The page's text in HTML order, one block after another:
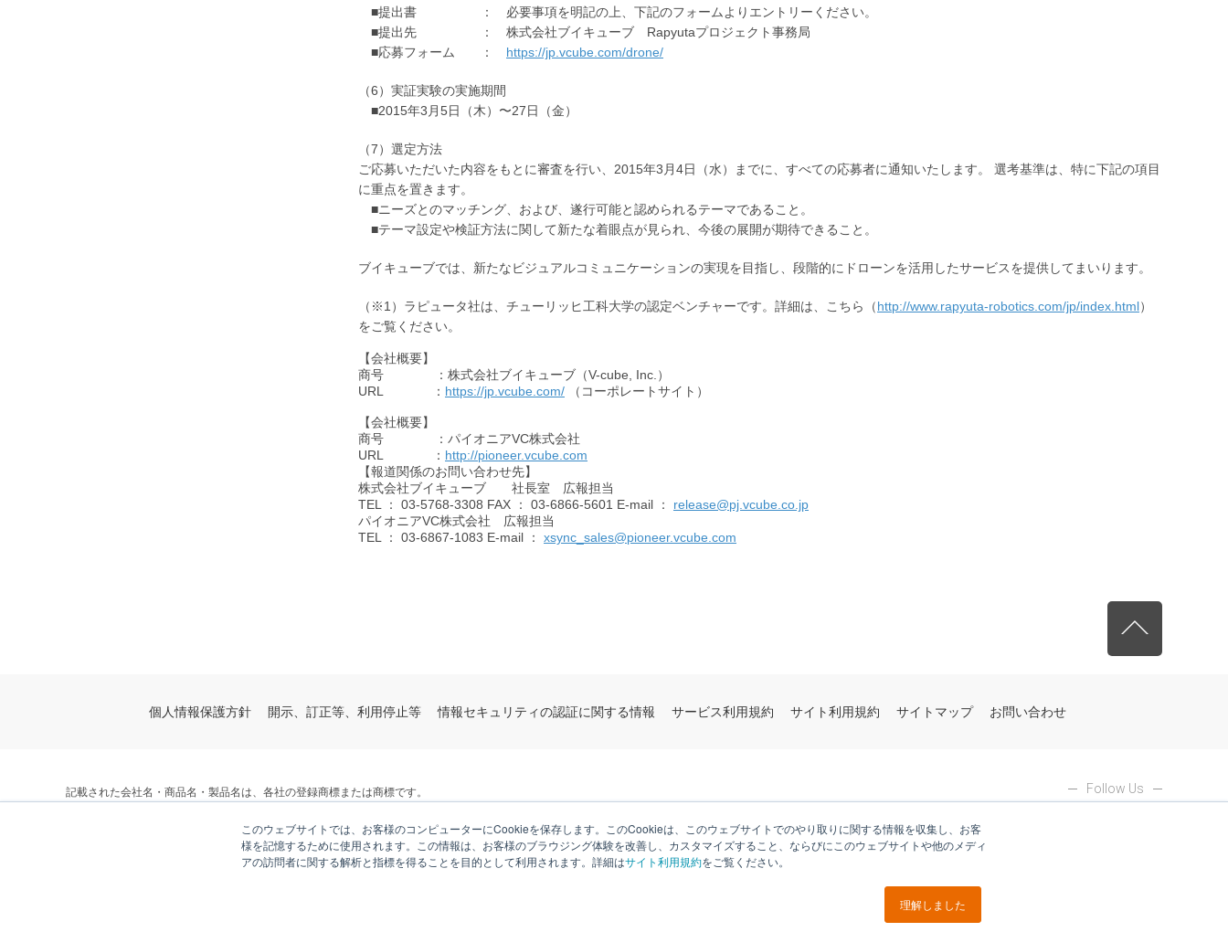
このウェブサイトでは、お客様のコンピューターにCookieを保存します。このCookieは、このウェブサイトでのやり取りに関する情報を収集し、お客
様を記憶するために使用されます。この情報は、お客様のブラウジング体験を改善し、カスタマイズすること、ならびにこのウェブサイトや他のメディ
アの訪問者に関する解析と指標を得ることを目的として利用されます。詳細はサイト利用規約をご覧ください。
理解しました
■提出書 ： 必要事項を明記の上、下記のフォームよりエントリーください。
■提出先 ： 株式会社ブイキューブ Rapyutaプロジェクト事務局
■応募フォーム ： https://jp.vcube.com/drone/
（6）実証実験の実施期間
■2015年3月5日（木）〜27日（金）
（7）選定方法
ご応募いただいた内容をもとに審査を行い、2015年3月4日（水）までに、すべての応募者に通知いたします。 選考基準は、特に下記の項目
に重点を置きます。
■ニーズとのマッチング、および、遂行可能と認められるテーマであること。
■テーマ設定や検証方法に関して新たな着眼点が見られ、今後の展開が期待できること。
ブイキューブでは、新たなビジュアルコミュニケーションの実現を目指し、段階的にドローンを活用したサービスを提供してまいります。
（※1）ラピュータ社は、チューリッヒ工科大学の認定ベンチャーです。詳細は、こちら（http://www.rapyuta-robotics.com/jp/index.html）
をご覧ください。
【会社概要】
商号 ：株式会社ブイキューブ（V-cube, Inc.）
URL
： https://jp.vcube.com/ （コーポレートサイト）
【会社概要】
商号 ：パイオニアVC株式会社
URL
： http://pioneer.vcube.com
【報道関係のお問い合わせ先】
株式会社ブイキューブ 社長室 広報担当
TEL
： 03-5768-3308 FAX ： 03-6866-5601 E-mail ： release@pj.vcube.co.jp
パイオニアVC株式会社 広報担当
TEL
： 03-6867-1083 E-mail ： xsync_sales@pioneer.vcube.com
個人情報保護方針 開示、訂正等、利用停止等 情報セキュリティの認証に関する情報 サービス利用規約 サイト利用規約 サイトマップ お問い合わせ
記載された会社名・商品名・製品名は、各社の登録商標または商標です。
Follow Us